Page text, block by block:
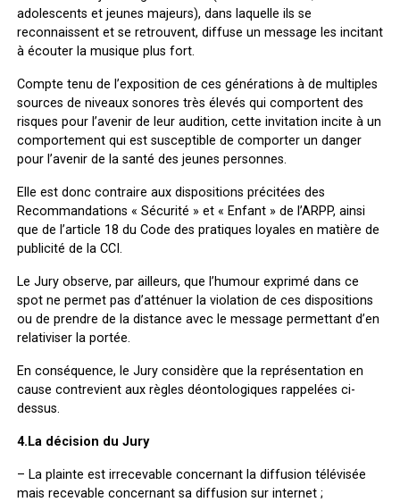
adolescents et jeunes majeurs), dans laquelle ils se
reconnaissent et se retrouvent, diffuse un message les incitant
à écouter la musique plus fort.
Compte tenu de l’exposition de ces générations à de multiples
sources de niveaux sonores très élevés qui comportent des
risques pour l’avenir de leur audition, cette invitation incite à un
comportement qui est susceptible de comporter un danger
pour l’avenir de la santé des jeunes personnes.
Elle est donc contraire aux dispositions précitées des
Recommandations « Sécurité » et « Enfant » de l’ARPP, ainsi
que de l’article 18 du Code des pratiques loyales en matière de
publicité de la CCI.
Le Jury observe, par ailleurs, que l’humour exprimé dans ce
spot ne permet pas d’atténuer la violation de ces dispositions
ou de prendre de la distance avec le message permettant d’en
relativiser la portée.
En conséquence, le Jury considère que la représentation en
cause contrevient aux règles déontologiques rappelées ci-
dessus.
4.La décision du Jury
– La plainte est irrecevable concernant la diffusion télévisée
mais recevable concernant sa diffusion sur internet ;